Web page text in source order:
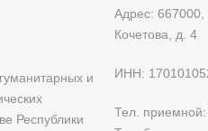
и
Республики
Адрес: 667000,
Кочетова, д. 4
ИНН:
Тел.